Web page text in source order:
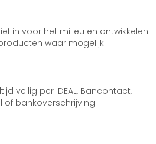
in voor het milieu en ontwikkelen
waar mogelijk.
veilig per iDEAL, Bancontact,
of bankoverschrijving.